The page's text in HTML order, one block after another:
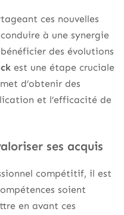
ces nouvelles
à une synergie
des évolutions
est une étape cruciale
d’obtenir des
et l’efficacité de
ses acquis
compétitif, il est
soient
en avant ces